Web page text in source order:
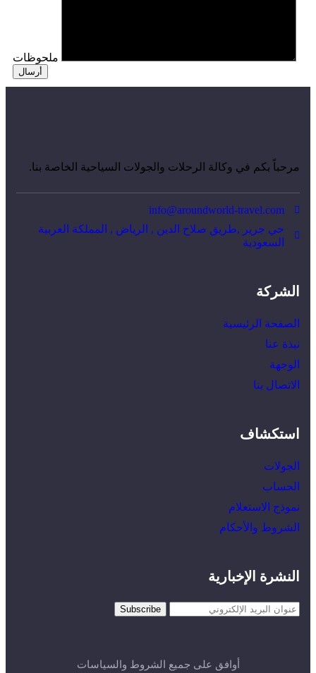
مرحباً بكم في وكالة الرحلات والجولات السياحية الخاصة بنا.
info@aroundworld-travel.com
حي جرير ,طريق صلاح الدين , الرياض , المملكة العربية
السعودية
الشركة
الصفحة الرئيسية
نبذة عنا
الوجهة
الاتصال بنا
استكشاف
الجولات
الحساب
نموذج الاستعلام
الشروط والأحكام
النشرة الإخبارية
أوافق على جميع الشروط والسياسات